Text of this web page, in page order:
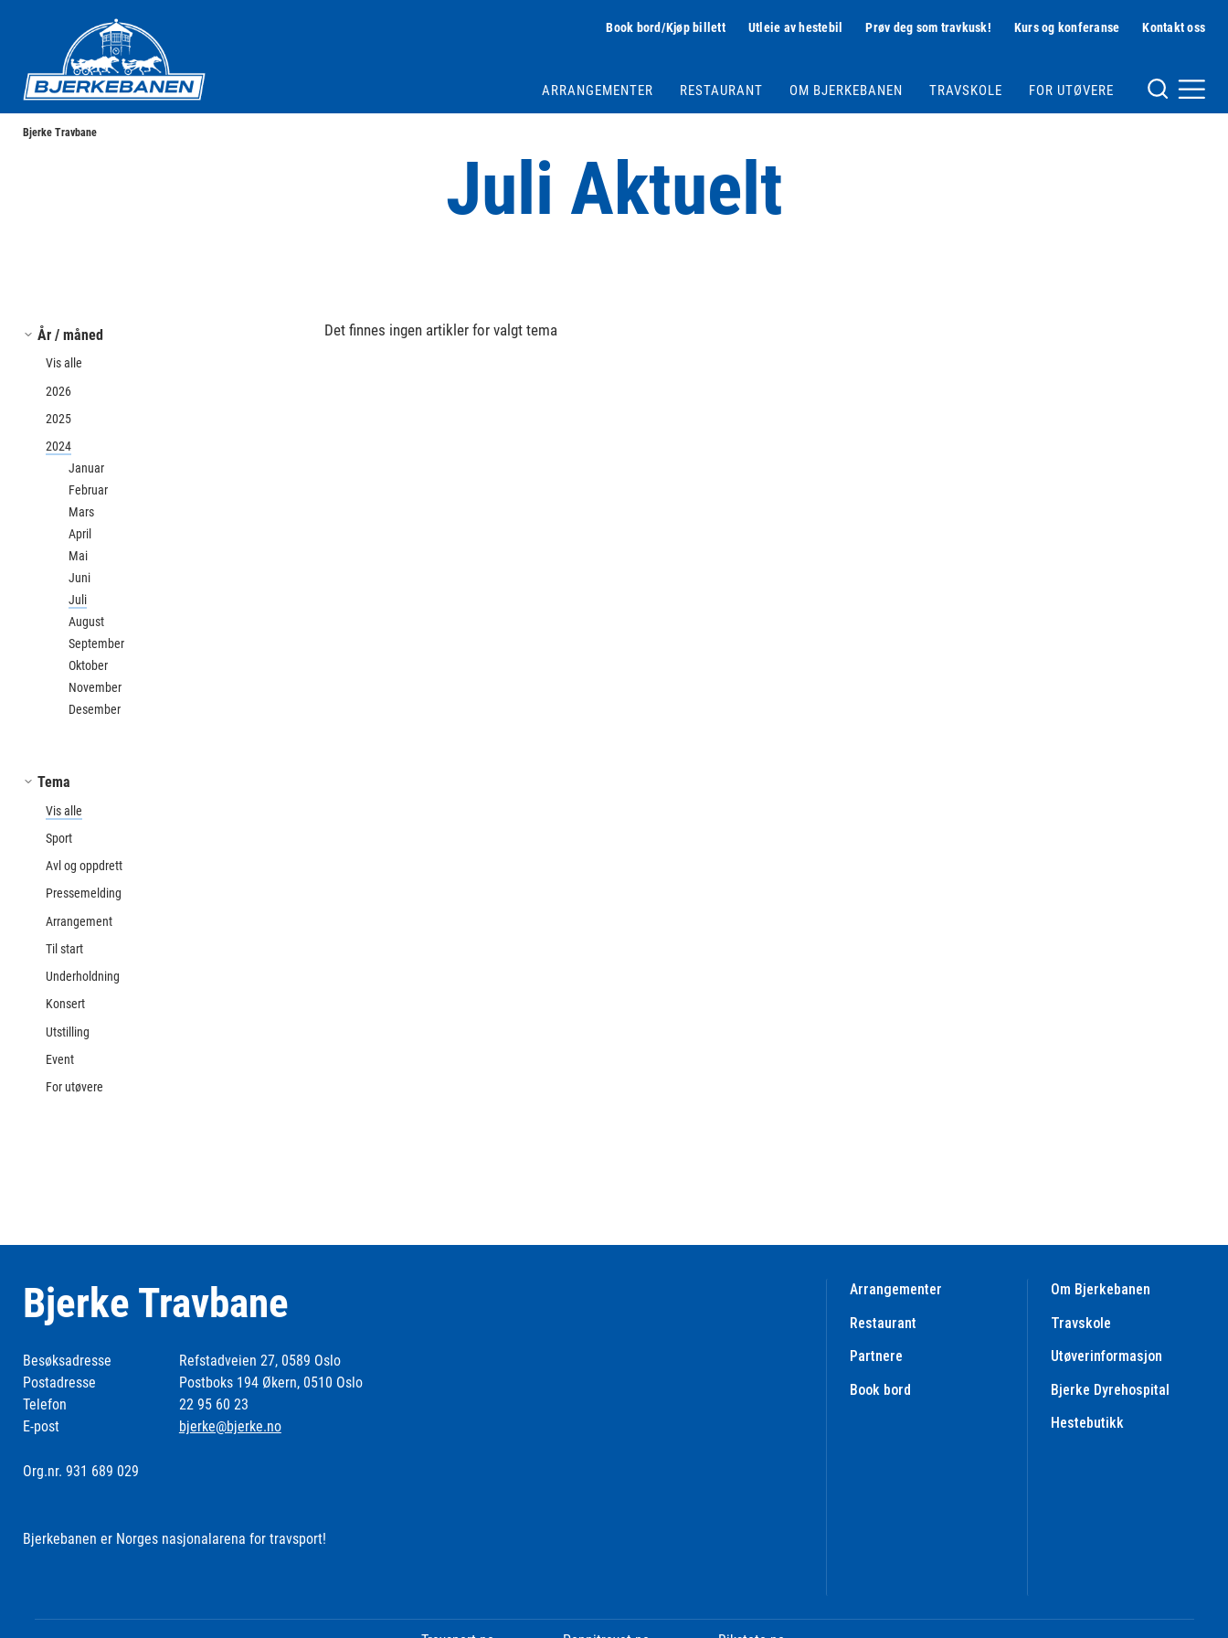
Book bord/Kjøp billett Utleie av hestebil Prøv deg som travkusk! Kurs og konferanse Kontakt oss
ARRANGEMENTER RESTAURANT OM BJERKEBANEN TRAVSKOLE FOR UTØVERE
Bjerke Travbane
Juli Aktuelt
År / måned
Vis alle
2026
2025
2024
Januar
Februar
Mars
April
Mai
Juni
Juli
August
September
Oktober
November
Desember
Tema
Vis alle
Sport
Avl og oppdrett
Pressemelding
Arrangement
Til start
Underholdning
Konsert
Utstilling
Event
For utøvere
Det finnes ingen artikler for valgt tema
Bjerke Travbane
Besøksadresse
Refstadveien 27, 0589 Oslo
Postadresse
Postboks 194 Økern, 0510 Oslo
Telefon
22 95 60 23
E-post
bjerke@bjerke.no
Org.nr. 931 689 029
Bjerkebanen er Norges nasjonalarena for travsport!
Arrangementer
Restaurant
Partnere
Book bord
Om Bjerkebanen
Travskole
Utøverinformasjon
Bjerke Dyrehospital
Hestebutikk